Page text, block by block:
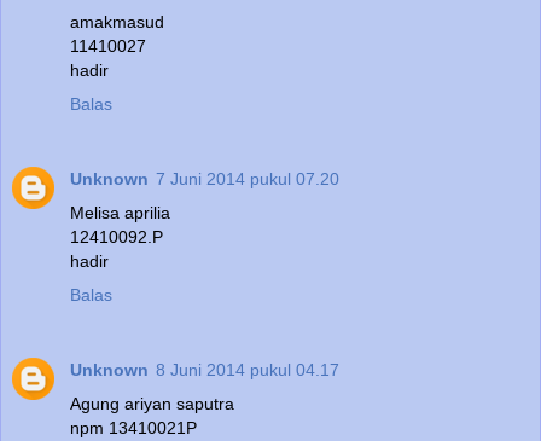
amakmasud
11410027
hadir
Balas
Unknown 7 Juni 2014 pukul 07.20
Melisa aprilia
12410092.P
hadir
Balas
Unknown 8 Juni 2014 pukul 04.17
Agung ariyan saputra
npm 13410021P